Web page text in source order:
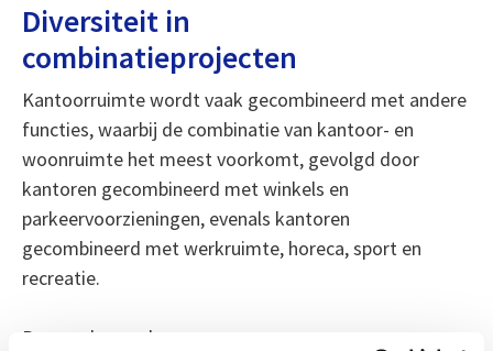
Diversiteit in
combinatieprojecten
Kantoorruimte wordt vaak gecombineerd met andere
functies, waarbij de combinatie van kantoor- en
woonruimte het meest voorkomt, gevolgd door
kantoren gecombineerd met winkels en
parkeervoorzieningen, evenals kantoren
gecombineerd met werkruimte, horeca, sport en
recreatie.
Bron: cobouw.nl